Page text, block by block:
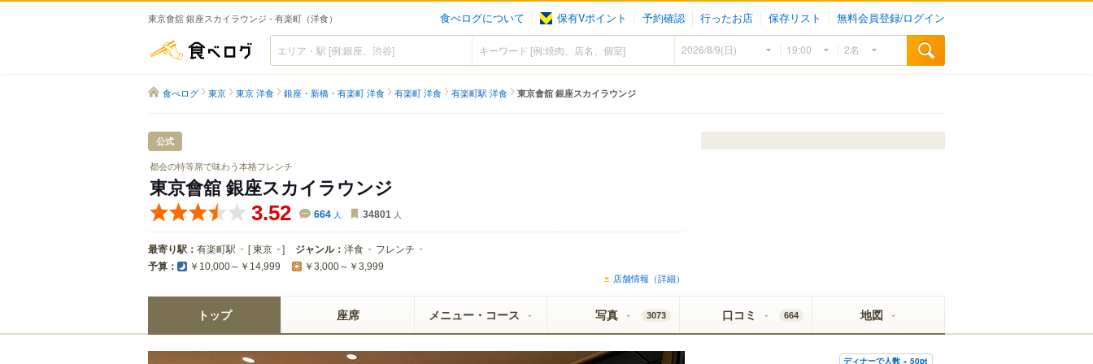
東京會舘 銀座スカイラウンジ - 有楽町（洋食） 食べログについて 保有Vポイント 予約確認 行ったお店 保存リスト 無料会員登録/ログイン
食べログ
食べログ 東京 東京 洋食 銀座・新橋・有楽町 洋食 有楽町 洋食 有楽町駅 洋食 東京會舘 銀座スカイラウンジ
公式
都会の特等席で味わう本格フレンチ
東京會舘 銀座スカイラウンジ
3.52 664 人 34801 人
最寄り駅： 有楽町駅 [東京 ] ジャンル： 洋食 フレンチ
予算： ￥10,000～￥14,999 ￥3,000～￥3,999
店舗情報（詳細）
トップ 座席 メニュー・コース 写真 3073 口コミ 664 地図
ディナーで人数 × 50pt